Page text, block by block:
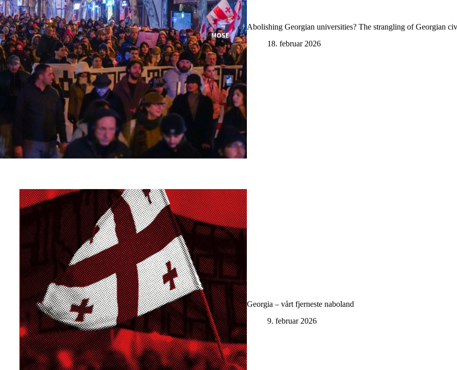
Abolishing Georgian universities? The strangling of Georgian
18. februar 2026
Georgia – vårt fjerneste naboland
9. februar 2026